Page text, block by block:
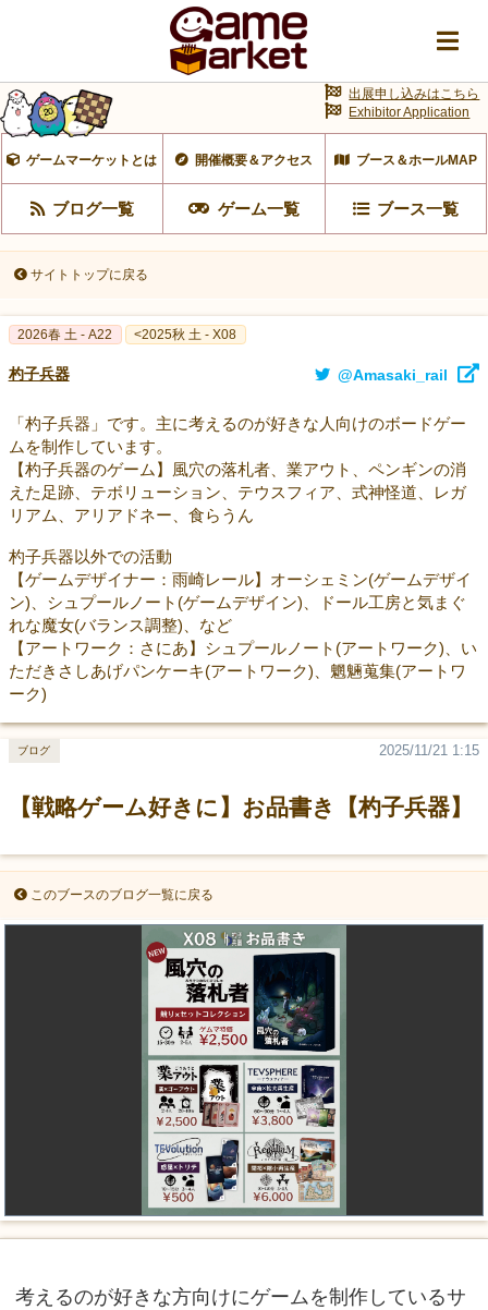
ゲームマーケットとは 開催概要＆アクセス ブース＆ホールMAP
ブログ一覧 ゲーム一覧 ブース一覧
出展申し込みはこちら
Exhibitor Application
サイトトップに戻る
2026春 土 - A22 <2025秋 土 - X08
杓子兵器 @Amasaki_rail
「杓子兵器」です。主に考えるのが好きな人向けのボードゲー
ムを制作しています。
【杓子兵器のゲーム】風穴の落札者、業アウト、ペンギンの消
えた足跡、テボリューション、テウスフィア、式神怪道、レガ
リアム、アリアドネー、食らうん
杓子兵器以外での活動
【ゲームデザイナー：雨崎レール】オーシェミン(ゲームデザイ
ン)、シュプールノート(ゲームデザイン)、ドール工房と気まぐ
れな魔女(バランス調整)、など
【アートワーク：さにあ】シュプールノート(アートワーク)、い
ただきさしあげパンケーキ(アートワーク)、魍魎蒐集(アートワ
ーク)
【戦略ゲーム好きに】お品書き【杓子兵器】
2025/11/21 1:15
ブログ
このブースのブログ一覧に戻る
考えるのが好きな方向けにゲームを制作しているサ